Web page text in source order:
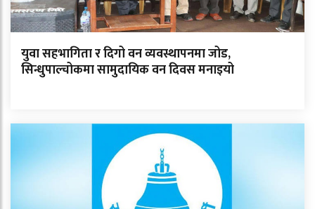
युवा सहभागिता र दिगो वन व्यवस्थापनमा जोड,
सिन्धुपाल्चोकमा सामुदायिक वन दिवस मनाइयो